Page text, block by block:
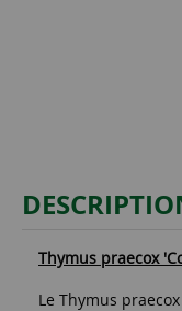
Thymus praecox
Le Thymus